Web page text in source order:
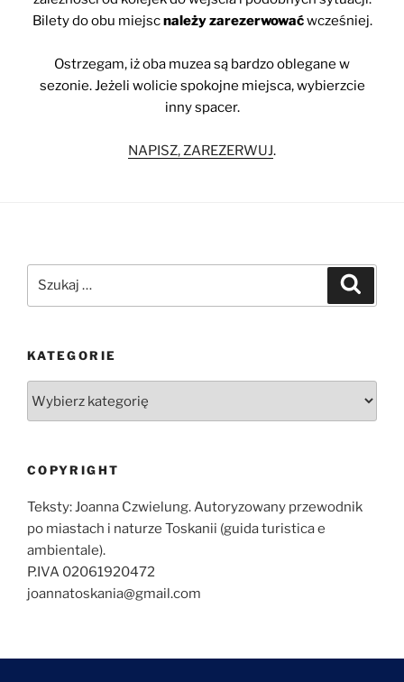
Bilety do obu miejscnależy zarezerwowaćwcześniej.
Ostrzegam, iż oba muzea są bardzo oblegane w
sezonie. Jeżeli wolicie spokojne miejsca, wybierzcie
inny spacer.
NAPISZ, ZAREZERWUJ.
KATEGORIE
COPYRIGHT
Teksty: Joanna Czwielung. Autoryzowany przewodnik
po miastach i naturze Toskanii (guida turistica e
ambientale).
P.IVA 02061920472
joannatoskania@gmail.com